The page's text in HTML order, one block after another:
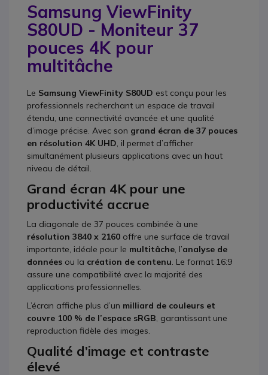
Samsung ViewFinity
S80UD - Moniteur 37
pouces 4K pour
multitâche
Le Samsung ViewFinity S80UD est conçu pour les
professionnels recherchant un espace de travail
étendu, une connectivité avancée et une qualité
d’image précise. Avec son grand écran de 37 pouces
en résolution 4K UHD , il permet d’afficher
simultanément plusieurs applications avec un haut
niveau de détail.
Grand écran 4K pour une
productivité accrue
La diagonale de 37 pouces combinée à une
résolution 3840 x 2160 offre une surface de travail
importante, idéale pour le multitâche , l’analyse de
données ou la création de contenu . Le format 16:9
assure une compatibilité avec la majorité des
applications professionnelles.
L’écran affiche plus d’un milliard de couleurs et
couvre 100 % de l’espace sRGB , garantissant une
reproduction fidèle des images.
Qualité d’image et contraste
élevé